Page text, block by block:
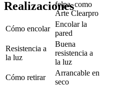
felpa, como
Arte Clearpro
Cómo encolar
Encolar la
pared
Resistencia a
la luz
Buena
resistencia a
la luz
Cómo retirar
Arrancable en
seco
Realizaciones